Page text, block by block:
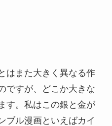
はまた大きく異なる作
ですが、どこか大きな
す。私はこの銀と金が
ブル漫画といえばカイ